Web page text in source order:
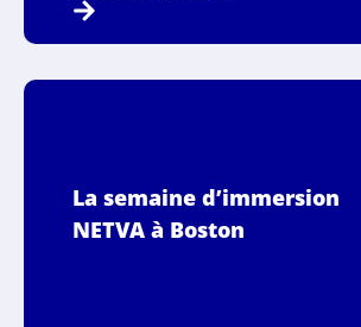
La semaine d’immersion
NETVA à Boston